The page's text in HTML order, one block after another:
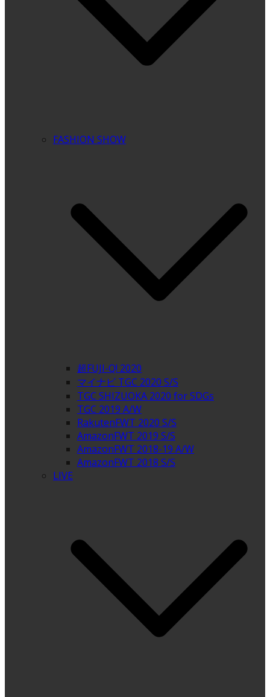
FASHION SHOW
超FUJI-Q! 2020
マイナビ TGC 2020 S/S
TGC SHIZUOKA 2020 for SDGs
TGC 2019 A/W
RakutenFWT 2020 S/S
AmazonFWT 2019 S/S
AmazonFWT 2018-19 A/W
AmazonFWT 2018 S/S
LIVE